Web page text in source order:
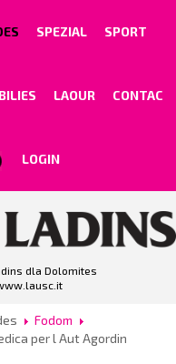
SPEZIAL SPORT
LAOUR CONTAC
LOGIN
dla Dolomites
Fodom
per l Aut Agordin